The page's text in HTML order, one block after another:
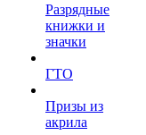
Разрядные
книжки и
значки
ГТО
Призы из
акрила